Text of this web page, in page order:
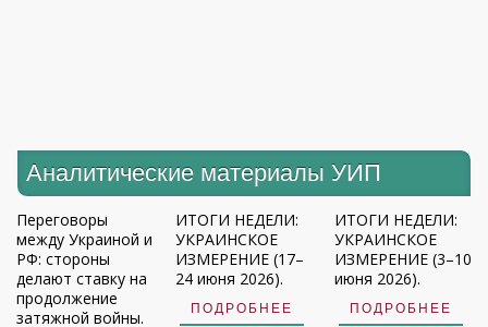
Аналитические материалы УИП
Переговоры
между Украиной и
РФ: стороны
делают ставку на
продолжение
затяжной войны.
ИТОГИ НЕДЕЛИ:
УКРАИНСКОЕ
ИЗМЕРЕНИЕ (17–
24 июня 2026).
ПОДРОБНЕЕ
ИТОГИ НЕДЕЛИ:
УКРАИНСКОЕ
ИЗМЕРЕНИЕ (3–10
июня 2026).
ПОДРОБНЕЕ